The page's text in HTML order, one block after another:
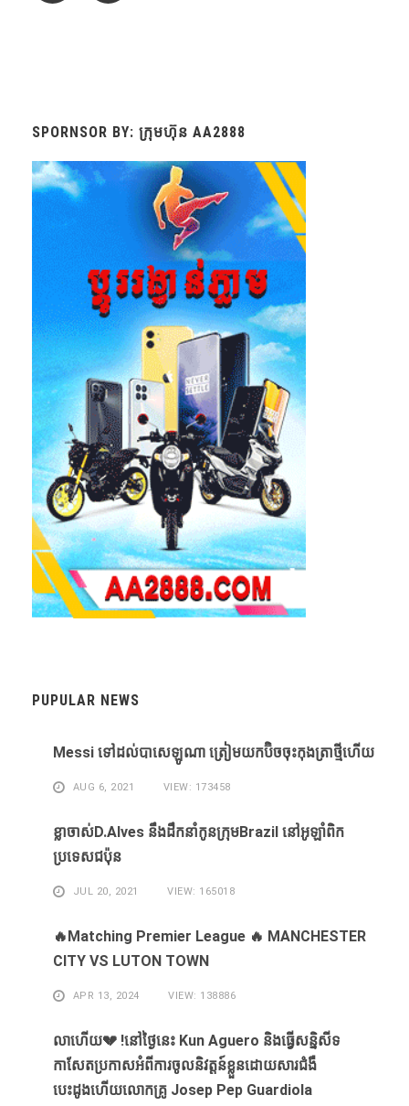
SPORNSOR BY: ក្រុមហ៊ុន AA2888
PUPULAR NEWS
Messi ​ទៅ​ដល់​បាសេឡូណា ​ត្រៀម​យក​ប៊ិច​ចុះ​កុងត្រា​ថ្មី​ហើយ​
AUG 6, 2021 VIEW: 173458
ខ្លា​ចាស់D.Alves ​នឹង​ដឹក​នាំ​កូន​ក្រុម​Brazil ​នៅ​អូឡាំពិក​
ប្រទេស​ជប៉ុន​
JUL 20, 2021 VIEW: 165018
🔥Matching Premier League 🔥 MANCHESTER
CITY VS LUTON TOWN
APR 13, 2024 VIEW: 138886
លាហេីយ💔 !នៅថ្ងៃនេះ Kun Aguero និងធ្វេីសន្និសីទ
កាសែតប្រកាសអំពីការចូលនិវត្តន៍ខ្លួនដោយសារ​ជំងឺ​
បេះដូងហេីយលោកគ្រូ Josep Pep Guardiola